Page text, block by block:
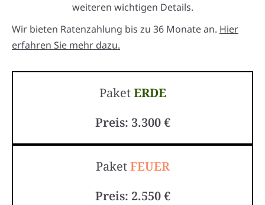
weiteren wichtigen Details.
Wir bieten Ratenzahlung bis zu 36 Monate an. Hier
erfahren Sie mehr dazu.
PaketERDE
Preis: 3.300 €
PaketFEUER
Preis: 2.550 €